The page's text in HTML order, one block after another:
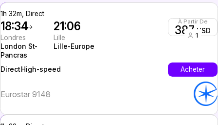
1h 32m, Direct
18:34
Londres
London St-
Pancras
21:06
Lille
Lille-Europe
À Partir De
387 USD
1
Direct High-speed Acheter
Eurostar 9148